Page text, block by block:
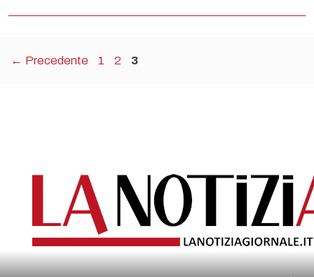
← Precedente Pagina
1 Pagina
2 Pagina
3